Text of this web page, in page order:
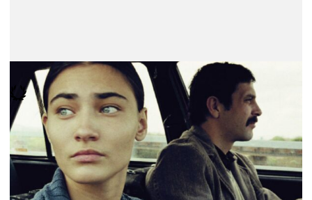
Nau de Prata - Melhor Filme
Egg
Semih Kaplanoglu
Mais informação